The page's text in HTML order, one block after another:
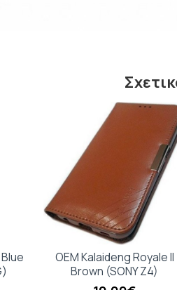
OEM Kalaideng Royale II
Brown (SONY Z4)